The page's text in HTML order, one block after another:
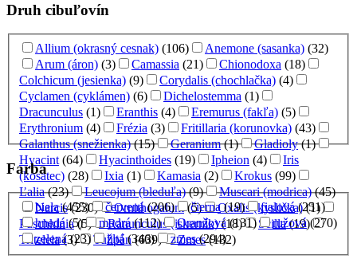
Druh cibuľovín
Allium (okrasný cesnak) (106) Anemone (sasanka) (32)
Arum (áron) (3) Camassia (21) Chionodoxa (18)
Colchicum (jesienka) (9) Corydalis (chochlačka) (4)
Cyclamen (cyklámen) (6) Dichelostemma (1)
Dracunculus (1) Eranthis (4) Eremurus (fakľa) (5)
Erythronium (4) Frézia (3) Fritillaria (korunovka) (43)
Galanthus (snežienka) (15) Geranium (1) Gladioly (1)
Hyacint (64) Hyacinthoides (19) Ipheion (4)
Iris
(kosatec) (28) Ixia (1) Kamasia (2) Krokus (99)
Ľalia (23) Leucojum (bleduľa) (9) Muscari (modrica) (45)
Narcis (230) Ornithogalum (5) Oxalis (kyslička) (1)
Puschkinia (5) Ranunculus (iskerník) (18) Scilla (19)
Triteleia (3) Tulipán (639) Zmes (132)
Farba
biela (455) červená (206) čierna (19) fialová (251)
hnedá (5) modrá (112) Oranžová (131) ružová (270)
zelená (23) žltá (346) zmes (294)